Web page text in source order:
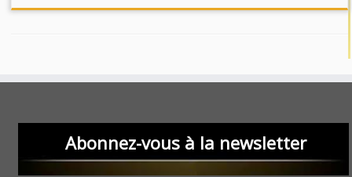
Abonnez-vous à la newsletter